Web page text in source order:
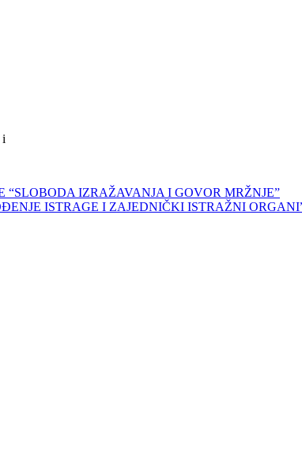
“SLOBODA IZRAŽAVANJA I GOVOR MRŽNJE”
ISTRAGE I ZAJEDNIČKI ISTRAŽNI